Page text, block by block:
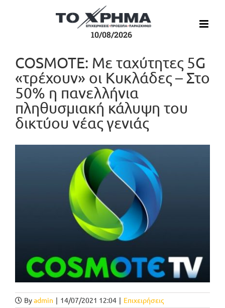
10/08/2026
COSMOTE: Με ταχύτητες 5G
«τρέχουν» οι Κυκλάδες – Στο
50% η πανελλήνια
πληθυσμιακή κάλυψη του
δικτύου νέας γενιάς
Byadmin | 14/07/2021 12:04 | Επιχειρήσεις